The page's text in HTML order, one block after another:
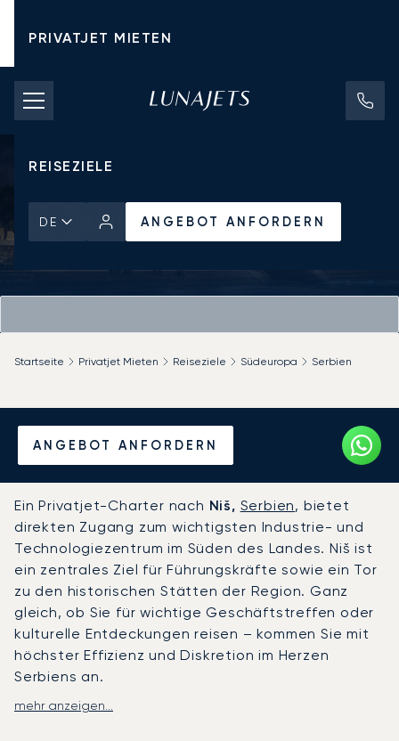
PRIVATJET MIETEN
CHARTERPREISE
PRIVATJETS
REISEZIELE
DE ANGEBOT ANFORDERN
ANGEBOT ANFORDERN
Startseite Privatjet Mieten Reiseziele Südeuropa Serbien
Mieten Sie einen Privatjet
von/nach Niš
Ein Privatjet-Charter nach Niš, Serbien, bietet
direkten Zugang zum wichtigsten Industrie- und
Technologiezentrum im Süden des Landes. Niš ist
ein zentrales Ziel für Führungskräfte sowie ein Tor
zu den historischen Stätten der Region. Ganz
gleich, ob Sie für wichtige Geschäftstreffen oder
kulturelle Entdeckungen reisen – kommen Sie mit
höchster Effizienz und Diskretion im Herzen
Serbiens an.
Bei LunaJets richtet sich unser Flugplan ganz nach
mehr anzeigen...